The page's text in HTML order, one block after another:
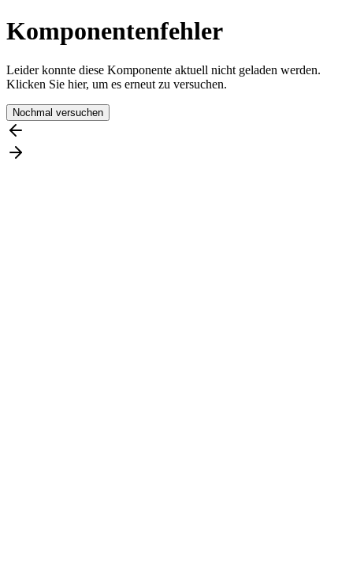
Komponentenfehler
Leider konnte diese Komponente aktuell nicht geladen werden.
Klicken Sie hier, um es erneut zu versuchen.
Nochmal versuchen